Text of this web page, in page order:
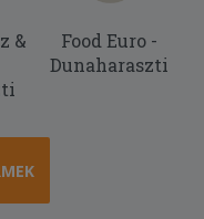
de nem
hogy a
egyetlen
legalább
&
Food Euro -
Dunaharaszti